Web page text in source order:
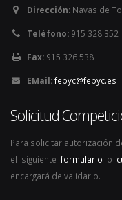
Dirección: Navas de
Teléfono: 915 328
Fax: 915 326 538
EMail:fepyc@fepyc.es
Solicitud
Para solicitar autorización
el siguiente formulario o
encargará de validarlo.